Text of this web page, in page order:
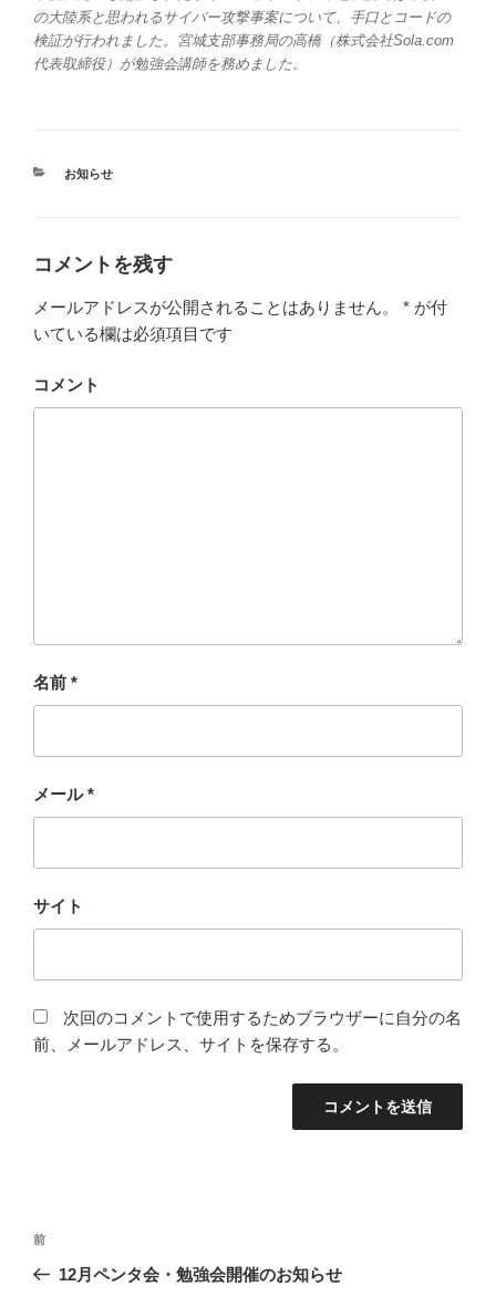
の大陸系と思われるサイバー攻撃事案について、手口とコードの
検証が行われました。宮城支部事務局の高橋（株式会社Sola.com
代表取締役）が勉強会講師を務めました。
カ
ー
お知らせ
コメントを残す
メールアドレスが公開されることはありません。 * が付
いている欄は必須項目です
コメント
名前 *
メール*
サイト
次回のコメントで使用するためブラウザーに自分の名
前、メールアドレス、サイトを保存する。
投
過
去
前
12月ペンタ会・勉強会開催のお知らせ